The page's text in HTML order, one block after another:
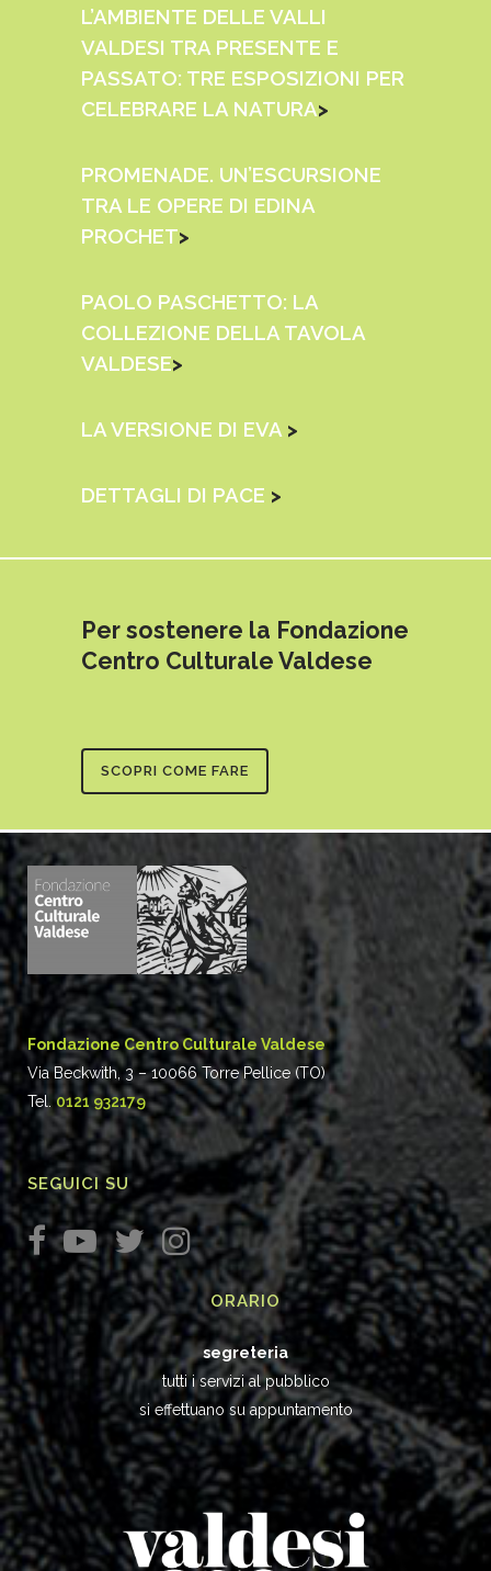
L’AMBIENTE DELLE VALLI
VALDESI TRA PRESENTE E
PASSATO: TRE ESPOSIZIONI PER
CELEBRARE LA NATURA>
PROMENADE. UN’ESCURSIONE
TRA LE OPERE DI EDINA
PROCHET>
PAOLO PASCHETTO: LA
COLLEZIONE DELLA TAVOLA
VALDESE>
LA VERSIONE DI EVA >
DETTAGLI DI PACE >
Per sostenere la Fondazione
Centro Culturale Valdese
SCOPRI COME FARE
Fondazione Centro Culturale Valdese
Via Beckwith, 3 – 10066 Torre Pellice (TO)
Tel.0121 932179
SEGUICI SU
ORARIO
segreteria
tutti i servizi al pubblico
si effettuano su appuntamento